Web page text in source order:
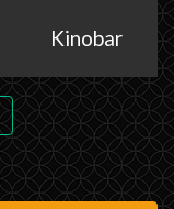
Kinobar